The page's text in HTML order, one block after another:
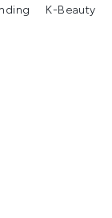
Enter submenu (Beauty Box)
K-Beauty